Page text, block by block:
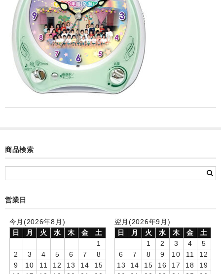
メロディ時計(集合)
音声時計(集合)
目覚まし時計(個別)
お絵かきギャラリープラス(絵＋個別)
メロディ時計(個別)
お絵かきギャラリー
卒園DVDアルバム
卒業記念品
音声入りフォトフレームクロック(集合)
商品検索
営業日
今月(2026年8月)
日
月 火 水 木 金
土
1
2
3 4 5 6 7
8
9
10 11 12 13 14
15
翌月(2026年9月)
日
月 火 水 木 金
土
1
2 3 4
5
6
7 8 9 10 11
12
13
14 15 16 17 18
19